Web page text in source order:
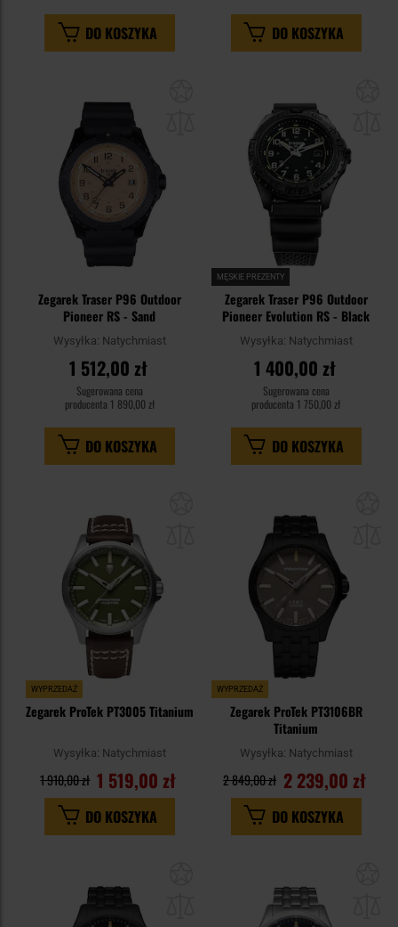
DO KOSZYKA DO KOSZYKA
Zegarek Traser P96 Outdoor
Pioneer RS - Sand
Wysyłka: Natychmiast
1 512,00 zł
Sugerowana cena
producenta 1 890,00 zł
DO KOSZYKA
MĘSKIE PREZENTY
Zegarek Traser P96 Outdoor
Pioneer Evolution RS - Black
Wysyłka: Natychmiast
1 400,00 zł
Sugerowana cena
producenta 1 750,00 zł
DO KOSZYKA
WYPRZEDAŻ
Zegarek ProTek PT3005 Titanium
Wysyłka: Natychmiast
1 519,00 zł
1 910,00 zł
DO KOSZYKA
WYPRZEDAŻ
Zegarek ProTek PT3106BR
Titanium
Wysyłka: Natychmiast
2 239,00 zł
2 849,00 zł
DO KOSZYKA